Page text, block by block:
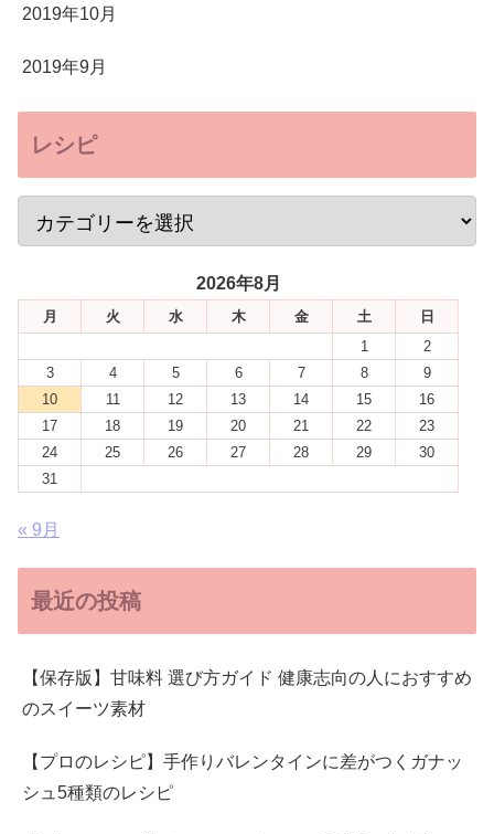
2019年10月
2019年9月
レシピ
2026年8月
月 火 水 木 金 土
日
1
2
3
4 5 6 7 8
9
10
11 12 13 14 15
16
17
18 19 20 21 22
23
24
25 26 27 28 29
30
31
« 9月
最近の投稿
【保存版】甘味料 選び方ガイド 健康志向の人におすすめ
のスイーツ素材
【プロのレシピ】手作りバレンタインに差がつくガナッ
シュ5種類のレシピ